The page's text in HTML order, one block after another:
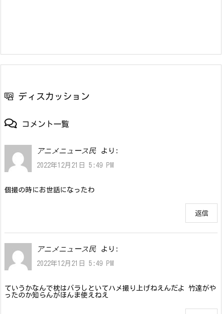
ディスカッション
コメント一覧
アニメニュース民 より:
2022年12月21日 5:49 PM
個撮の時にお世話になったわ
返信
アニメニュース民 より:
2022年12月21日 5:49 PM
ていうかなんで枕はバラしといてハメ撮り上げねえんだよ 竹達がや
ったのか知らんがほんま使えねえ